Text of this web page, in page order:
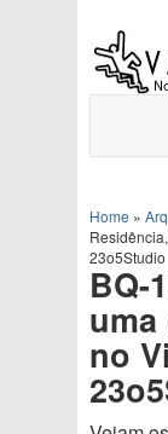
Home »
23o5Studio
BQ-
no